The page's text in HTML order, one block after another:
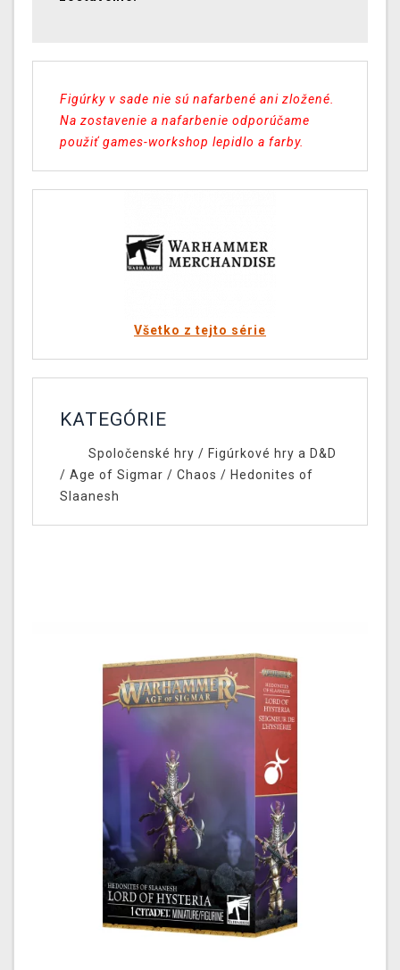
Figúrky v sade nie sú nafarbené ani zložené.
Na zostavenie a nafarbenie odporúčame
použiť games-workshop lepidlo a farby.
Všetko z tejto série
KATEGÓRIE
Spoločenské hry / Figúrkové hry a D&D
/ Age of Sigmar / Chaos / Hedonites of
Slaanesh